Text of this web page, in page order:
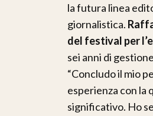
la futura linea
giornalistica.
del festival per
sei anni di
“Concludo il mio
esperienza con la
significativo. Ho